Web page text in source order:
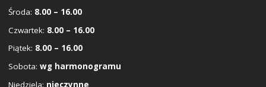
Środa: 8.00 – 16.00
Czwartek: 8.00 – 16.00
Piątek: 8.00 – 16.00
Sobota: wg harmonogramu
Niedziela: nieczynne